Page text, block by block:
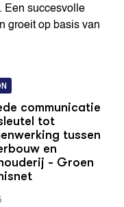
Een succesvolle
groeit op basis van
communicatie
tot
tussen
en
- Groen